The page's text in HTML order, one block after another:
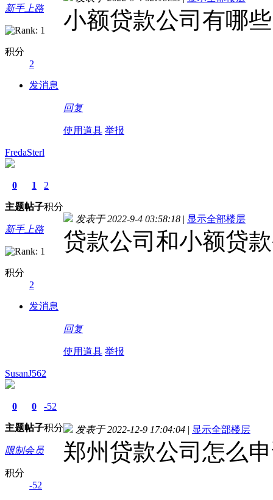
新手上路
积分
2
发消息
小额贷款公司有哪些
回复
使用道具 举报
FredaSterl
0
主题
1
帖子
2
积分
新手上路
积分
2
发消息
发表于 2022-9-4 03:58:18 | 显示全部楼层
贷款公司和小额贷
回复
使用道具 举报
SusanJ562
0
主题
0
帖子
-52
积分
限制会员
积分
-52
发表于 2022-12-9 17:04:04 | 显示全部楼层
郑州贷款公司怎么